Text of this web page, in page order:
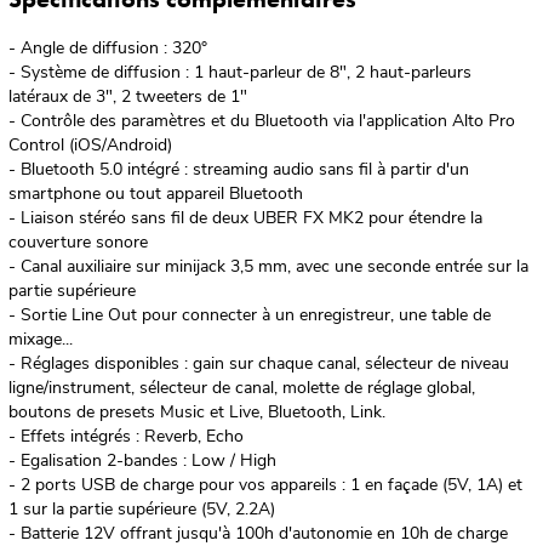
- Angle de diffusion : 320°
- Système de diffusion : 1 haut-parleur de 8", 2 haut-parleurs
latéraux de 3", 2 tweeters de 1"
- Contrôle des paramètres et du Bluetooth via l'application Alto Pro
Control (iOS/Android)
- Bluetooth 5.0 intégré : streaming audio sans fil à partir d'un
smartphone ou tout appareil Bluetooth
- Liaison stéréo sans fil de deux UBER FX MK2 pour étendre la
couverture sonore
- Canal auxiliaire sur minijack 3,5 mm, avec une seconde entrée sur la
partie supérieure
- Sortie Line Out pour connecter à un enregistreur, une table de
mixage...
- Réglages disponibles : gain sur chaque canal, sélecteur de niveau
ligne/instrument, sélecteur de canal, molette de réglage global,
boutons de presets Music et Live, Bluetooth, Link.
- Effets intégrés : Reverb, Echo
- Egalisation 2-bandes : Low / High
- 2 ports USB de charge pour vos appareils : 1 en façade (5V, 1A) et
1 sur la partie supérieure (5V, 2.2A)
- Batterie 12V offrant jusqu'à 100h d'autonomie en 10h de charge